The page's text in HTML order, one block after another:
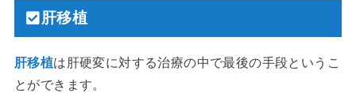
肝移植
肝移植は肝硬変に対する治療の中で最後の手段というこ
とができます。